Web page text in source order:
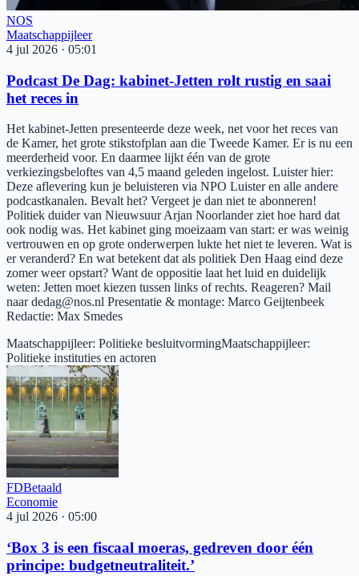
NOS
Maatschappijleer
4 jul 2026 · 05:01
Podcast De Dag: kabinet-Jetten rolt rustig en saai
het reces in
Het kabinet-Jetten presenteerde deze week, net voor het reces van
de Kamer, het grote stikstofplan aan die Tweede Kamer. Er is nu een
meerderheid voor. En daarmee lijkt één van de grote
verkiezingsbeloftes van 4,5 maand geleden ingelost. Luister hier:
Deze aflevering kun je beluisteren via NPO Luister en alle andere
podcastkanalen. Bevalt het? Vergeet je dan niet te abonneren!
Politiek duider van Nieuwsuur Arjan Noorlander ziet hoe hard dat
ook nodig was. Het kabinet ging moeizaam van start: er was weinig
vertrouwen en op grote onderwerpen lukte het niet te leveren. Wat is
er veranderd? En wat betekent dat als politiek Den Haag eind deze
zomer weer opstart? Want de oppositie laat het luid en duidelijk
weten: Jetten moet kiezen tussen links of rechts. Reageren? Mail
naar dedag@nos.nl Presentatie & montage: Marco Geijtenbeek
Redactie: Max Smedes
Maatschappijleer: Politieke besluitvormingMaatschappijleer:
Politieke instituties en actoren
FDBetaald
Economie
4 jul 2026 · 05:00
‘Box 3 is een fiscaal moeras, gedreven door één
principe: budgetneutraliteit.’